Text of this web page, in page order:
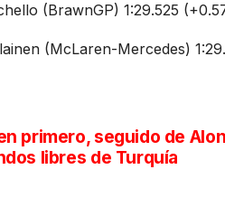
(BrawnGP) 1:29.525
(McLaren-Mercedes)
primero, seguido de
libres de Turquía